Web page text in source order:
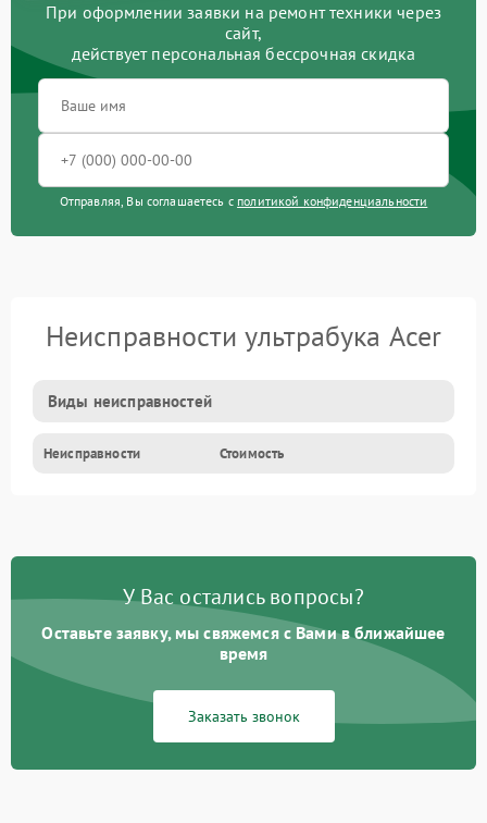
При оформлении заявки на ремонт техники через
сайт,
действует персональная бессрочная скидка
Отправляя, Вы соглашаетесь с политикой конфиденциальности
Неисправности ультрабука Acer
Виды неисправностей
Неисправности Стоимость
У Вас остались вопросы?
Оставьте заявку, мы свяжемся с Вами в ближайшее
время
Заказать звонок